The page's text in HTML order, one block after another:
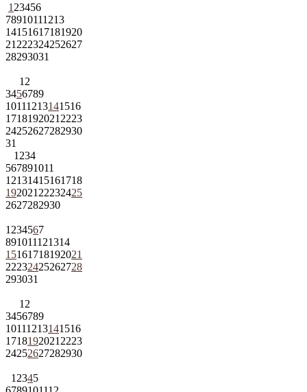
1 23456
78910111213
14151617181920
21 222324252627
28293031
1 2
3456789
10111213141516
1718192021 2223
24252627282930
31
1 234
567891011
12131415161718
192021 22232425
2627282930
1 234567
891011121314
15161718192021
22232425262728
293031
1 2
3456789
10111213141516
1718192021 2223
24252627282930
1 2345